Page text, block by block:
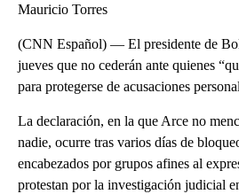
Mauricio Torres
(CNN Español) — El presidente de
jueves que no cederán ante quienes
para protegerse de acusaciones
La declaración, en la que Arce no
nadie, ocurre tras varios días de
encabezados por grupos afines al
protestan por la investigación judicial